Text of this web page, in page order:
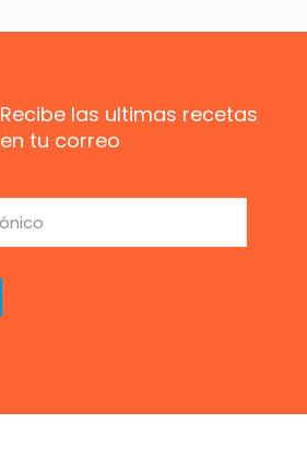
Recibe las ultimas recetas
en tu correo